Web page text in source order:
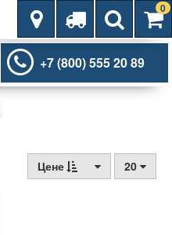
0
+7 (800) 555 20 89
Цене 20